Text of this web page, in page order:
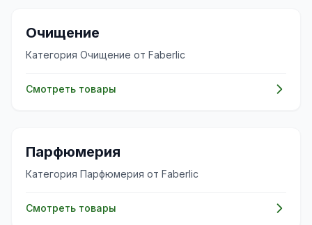
✨
Очищение
Категория Очищение от Faberlic
Смотреть товары
🌸
Парфюмерия
Категория Парфюмерия от Faberlic
Смотреть товары